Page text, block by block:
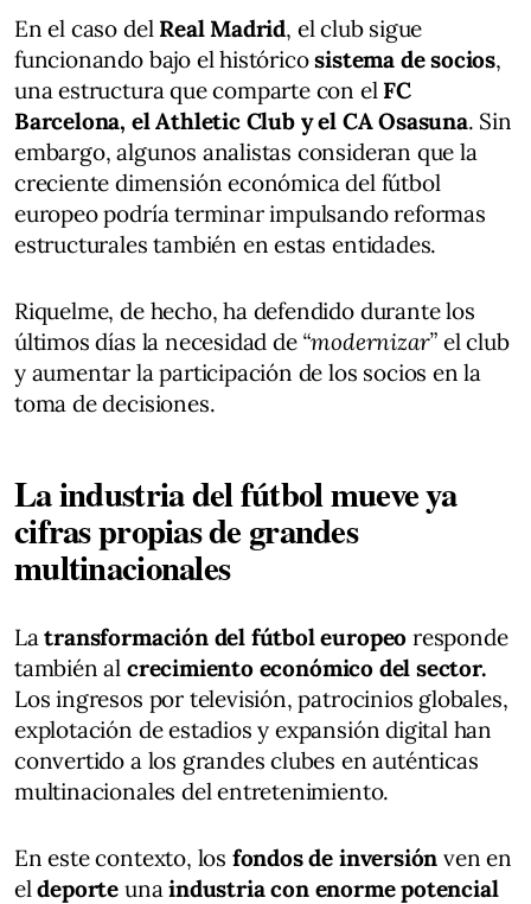
En el caso del Real Madrid, el club sigue
funcionando bajo el históricosistema de socios,
una estructura que comparte con el FC
Barcelona, el Athletic Club y el CA Osasuna. Sin
embargo, algunos analistas consideran que la
creciente dimensión económica del fútbol
europeo podría terminar impulsando reformas
estructurales también en estas entidades.
Riquelme, de hecho, ha defendido durante los
últimos días la necesidad de“modernizar”el club
y aumentar la participación de los socios en la
toma de decisiones.
La industria del fútbol mueve ya
cifras propias de grandes
multinacionales
Latransformación del fútbol europeo responde
también al crecimiento económico del sector.
Los ingresos por televisión, patrocinios globales,
explotación de estadios y expansión digital han
convertido a los grandes clubes en auténticas
multinacionales del entretenimiento.
En este contexto, los fondos de inversión ven en
eldeporte unaindustria con enorme potencial